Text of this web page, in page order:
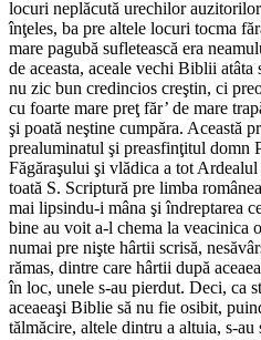
locuri neplăcută urechilor
înţeles, ba pre altele locuri tocma
mare pagubă sufletească era
de aceasta, aceale vechi Biblii atâta
nu zic bun credincios creştin, ci
cu foarte mare preţ făr’ de mare
şi poată neştine cumpăra. Această
prealuminatul şi preasfinţitul domn
Făgăraşului şi vlădica a tot
toată S. Scriptură pre limba
mai lipsindu-i mâna şi îndreptarea
bine au voit a-l chema la veacinica
numai pre nişte hârtii scrisă,
rămas, dintre care hârtii după
în loc, unele s-au pierdut. Deci, ca
aceaeaşi Biblie să nu fie osibit,
tălmăcire, altele dintru a altuia, s-